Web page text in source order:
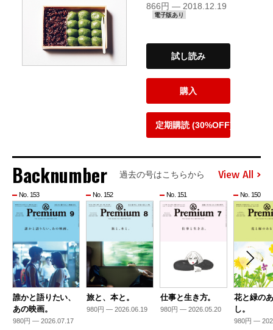
866円 — 2018.12.19
電子版あり
試し読み
購入
定期購読 (30%OFF)
Backnumber 過去の号はこちらから View All
No. 153
誰かと語りたい、
あの映画。
980円 — 2026.07.17
No. 152
旅と、本と。
980円 — 2026.06.19
No. 151
仕事と生き方。
980円 — 2026.05.20
No. 150
花と緑の
し。
980円 —